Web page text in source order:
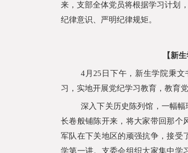
来，支部全体党员将根据学习计划
纪律意识、严明纪律规矩。
【新
4 月 25 日下午，新生学院秉
习，实地开展党纪学习教育，教育
深入下关历史陈列馆，一幅
长卷般铺陈开来，将大家带回那个
军队在下关地区的顽强抗争，接受
学第一讲。支委会组织大家集中学